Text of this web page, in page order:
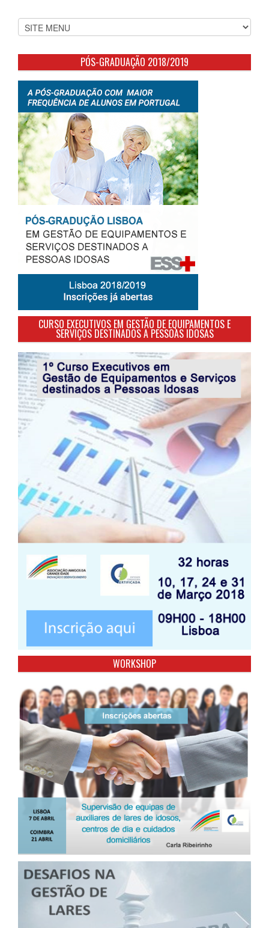
PÓS-GRADUAÇÃO 2018/2019
CURSO EXECUTIVOS EM GESTÃO DE EQUIPAMENTOS E
SERVIÇOS DESTINADOS A PESSOAS IDOSAS
WORKSHOP